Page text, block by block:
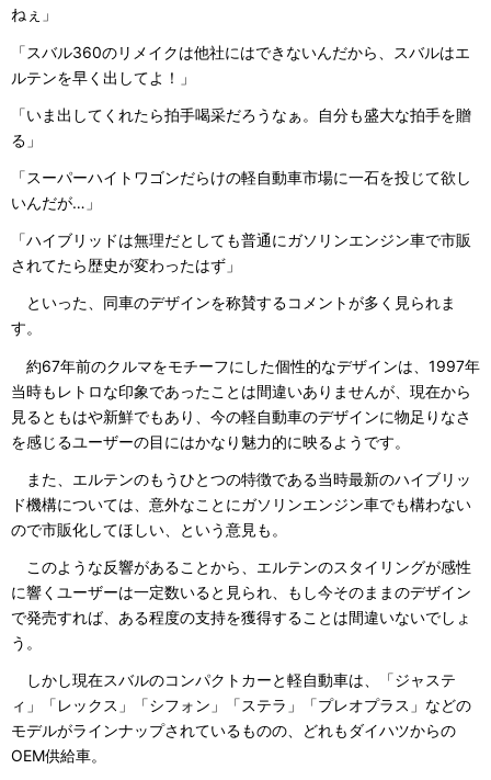
ねぇ」
「スバル360のリメイクは他社にはできないんだから、スバルはエ
ルテンを早く出してよ！」
「いま出してくれたら拍手喝采だろうなぁ。自分も盛大な拍手を贈
る」
「スーパーハイトワゴンだらけの軽自動車市場に一石を投じて欲し
いんだが…」
「ハイブリッドは無理だとしても普通にガソリンエンジン車で市販
されてたら歴史が変わったはず」
といった、同車のデザインを称賛するコメントが多く見られま
す。
約67年前のクルマをモチーフにした個性的なデザインは、1997年
当時もレトロな印象であったことは間違いありませんが、現在から
見るともはや新鮮でもあり、今の軽自動車のデザインに物足りなさ
を感じるユーザーの目にはかなり魅力的に映るようです。
また、エルテンのもうひとつの特徴である当時最新のハイブリッ
ド機構については、意外なことにガソリンエンジン車でも構わない
ので市販化してほしい、という意見も。
このような反響があることから、エルテンのスタイリングが感性
に響くユーザーは一定数いると見られ、もし今そのままのデザイン
で発売すれば、ある程度の支持を獲得することは間違いないでしょ
う。
しかし現在スバルのコンパクトカーと軽自動車は、「ジャステ
ィ」「レックス」「シフォン」「ステラ」「プレオプラス」などの
モデルがラインナップされているものの、どれもダイハツからの
OEM供給車。